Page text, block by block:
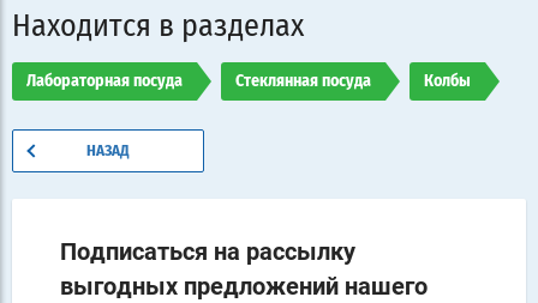
Находится в разделах
Лабораторная посуда Стеклянная посуда Колбы
НАЗАД
Подписаться на рассылку
выгодных предложений нашего